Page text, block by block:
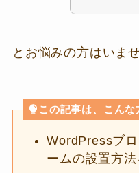
とお悩みの方はいま
この記事は、こん
WordPressブ
ームの設置方